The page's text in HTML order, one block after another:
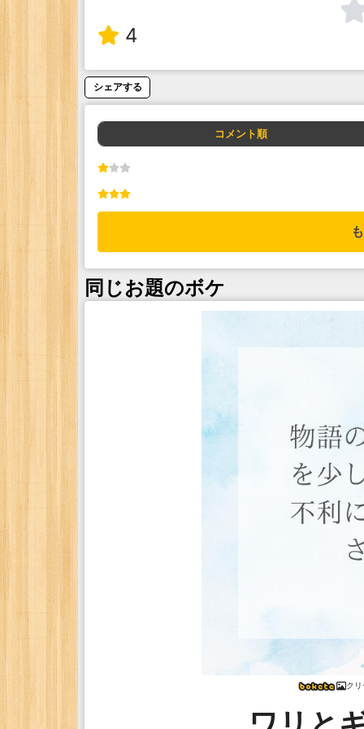
4
シェアする
コメント順
同じお題のボケ
ク